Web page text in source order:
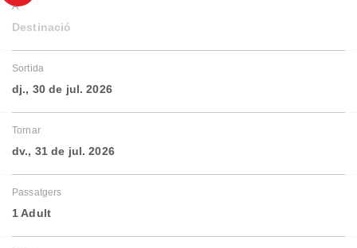
A
Destinació
Sortida
dj., 30 de jul. 2026
Tornar
dv., 31 de jul. 2026
Passatgers
1 Adult